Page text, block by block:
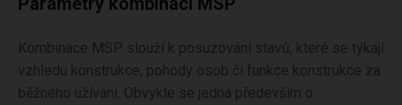
Kombinace MSP slouží k posuzování stavů, které se týkají
vzhledu konstrukce, pohody osob či funkce konstrukce za
běžného užívání. Obvykle se jedná především o